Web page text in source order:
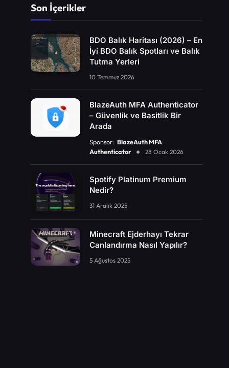
Son İçerikler
BDO Balık Haritası (2026) – En
İyi BDO Balık Spotları ve Balık
Tutma Yerleri
10 Temmuz 2026
BlazeAuth MFA Authenticator
– Güvenlik ve Basitlik Bir
Arada
Sponsor: BlazeAuth MFA
Authenticator
28 Ocak 2026
Spotify Platinum Premium
Nedir?
31 Aralık 2025
Minecraft Ejderhayı Tekrar
Canlandırma Nasıl Yapılır?
5 Ağustos 2025